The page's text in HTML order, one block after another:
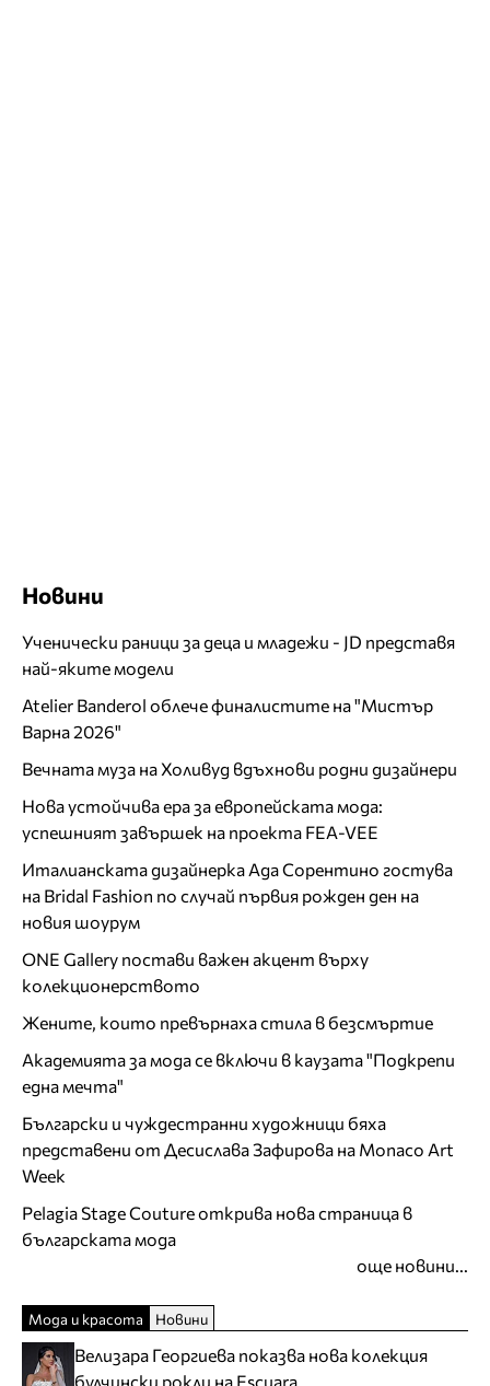
Новини
Ученически раници за деца и младежи - JD представя
най-яките модели
Atelier Banderol облече финалистите на "Мистър
Варна 2026"
Вечната муза на Холивуд вдъхнови родни дизайнери
Нова устойчива ера за европейската мода:
успешният завършек на проекта FEA-VEE
Италианската дизайнерка Ада Сорентино гостува
на Bridal Fashion по случай първия рожден ден на
новия шоурум
ONE Gallery постави важен акцент върху
колекционерството
Жените, които превърнаха стила в безсмъртие
Академията за мода се включи в каузата "Подкрепи
една мечта"
Български и чуждестранни художници бяха
представени от Десислава Зафирова на Monaco Art
Week
Pelagia Stage Couture открива нова страница в
българската мода
още новини...
Мода и красота Новини
Велизара Георгиева показва нова колекция
булчински рокли на Escuara